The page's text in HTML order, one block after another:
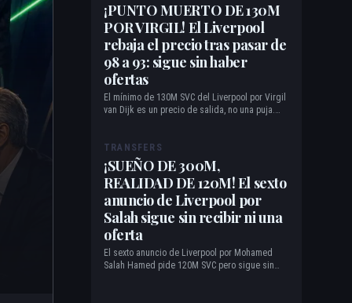
¡PUNTO MUERTO DE 130M
POR VIRGIL! El Liverpool
rebaja el precio tras pasar de
98 a 93: sigue sin haber
ofertas
El mínimo de 130M SVC del Liverpool por Virgil
van Dijk es un precio de salida, no una puja.
casi 28 days no han generado ni una sola
oferta.
TRANSFERS
¡SUEÑO DE 300M,
REALIDAD DE 120M! El sexto
anuncio de Liverpool por
Salah sigue sin recibir ni una
oferta
El sexto anuncio de Liverpool por Mohamed
Salah Hamed pide 120M SVC pero sigue sin